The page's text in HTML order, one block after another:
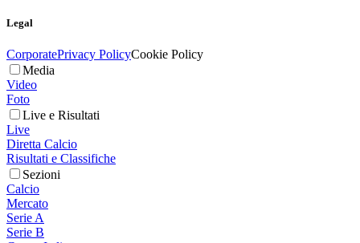
Legal
CorporatePrivacy PolicyCookie Policy
Media
Video
Foto
Live e Risultati
Live
Diretta Calcio
Risultati e Classifiche
Sezioni
Calcio
Mercato
Serie A
Serie B